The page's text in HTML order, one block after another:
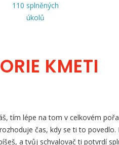
110 splněných
úkolů
KMETI
tím lépe na tom v celkovém
čas, kdy se ti to povedlo.
a tvůj schvalovač ti potvrdí